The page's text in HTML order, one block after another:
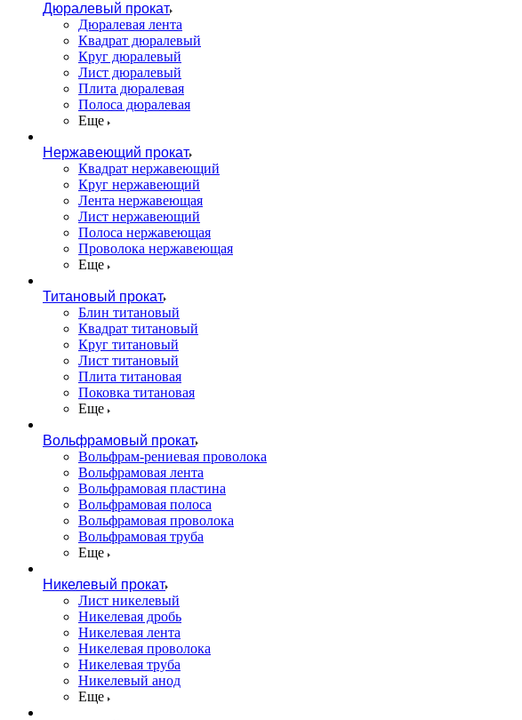
Дюралевый прокат
Дюралевая лента
Квадрат дюралевый
Круг дюралевый
Лист дюралевый
Плита дюралевая
Полоса дюралевая
Еще
Нержавеющий прокат
Квадрат нержавеющий
Круг нержавеющий
Лента нержавеющая
Лист нержавеющий
Полоса нержавеющая
Проволока нержавеющая
Еще
Титановый прокат
Блин титановый
Квадрат титановый
Круг титановый
Лист титановый
Плита титановая
Поковка титановая
Еще
Вольфрамовый прокат
Вольфрам-рениевая проволока
Вольфрамовая лента
Вольфрамовая пластина
Вольфрамовая полоса
Вольфрамовая проволока
Вольфрамовая труба
Еще
Никелевый прокат
Лист никелевый
Никелевая дробь
Никелевая лента
Никелевая проволока
Никелевая труба
Никелевый анод
Еще